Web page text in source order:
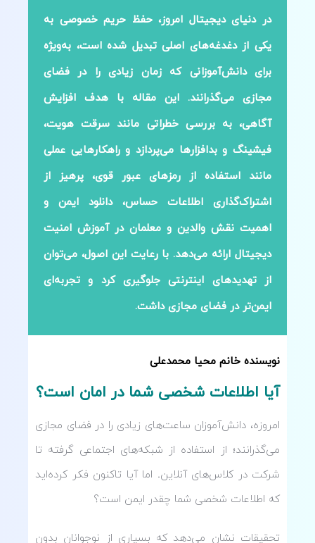
در دنیای دیجیتال امروز، حفظ حریم خصوصی به
یکی از دغدغه‌های اصلی تبدیل شده است، به‌ویژه
برای دانش‌آموزانی که زمان زیادی را در فضای
مجازی می‌گذرانند. این مقاله با هدف افزایش
آگاهی، به بررسی خطراتی مانند سرقت هویت،
فیشینگ و بدافزارها می‌پردازد و راهکارهایی عملی
مانند استفاده از رمزهای عبور قوی، پرهیز از
اشتراک‌گذاری اطلاعات حساس، دانلود ایمن و
اهمیت نقش والدین و معلمان در آموزش امنیت
دیجیتال ارائه می‌دهد. با رعایت این اصول، می‌توان
از تهدیدهای اینترنتی جلوگیری کرد و تجربه‌ای
ایمن‌تر در فضای مجازی داشت.
نویسنده خانم محیا محمدعلی
آیا اطلاعات شخصی شما در امان است؟
امروزه، دانش‌آموزان ساعت‌های زیادی را در فضای مجازی
می‌گذرانند؛ از استفاده از شبکه‌های اجتماعی گرفته تا
شرکت در کلاس‌های آنلاین. اما آیا تاکنون فکر کرده‌اید
که اطلاعات شخصی شما چقدر ایمن است؟
تحقیقات نشان می‌دهد که بسیاری از نوجوانان بدون